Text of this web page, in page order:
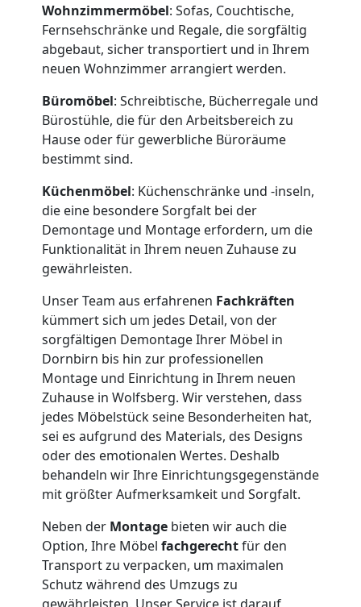
Wohnzimmermöbel: Sofas, Couchtische,
Fernsehschränke und Regale, die sorgfältig
abgebaut, sicher transportiert und in Ihrem
neuen Wohnzimmer arrangiert werden.
Büromöbel: Schreibtische, Bücherregale und
Bürostühle, die für den Arbeitsbereich zu
Hause oder für gewerbliche Büroräume
bestimmt sind.
Küchenmöbel: Küchenschränke und -inseln,
die eine besondere Sorgfalt bei der
Demontage und Montage erfordern, um die
Funktionalität in Ihrem neuen Zuhause zu
gewährleisten.
Unser Team aus erfahrenen Fachkräften
kümmert sich um jedes Detail, von der
sorgfältigen Demontage Ihrer Möbel in
Dornbirn bis hin zur professionellen
Montage und Einrichtung in Ihrem neuen
Zuhause in Wolfsberg. Wir verstehen, dass
jedes Möbelstück seine Besonderheiten hat,
sei es aufgrund des Materials, des Designs
oder des emotionalen Wertes. Deshalb
behandeln wir Ihre Einrichtungsgegenstände
mit größter Aufmerksamkeit und Sorgfalt.
Neben der Montage bieten wir auch die
Option, Ihre Möbel fachgerechtfür den
Transport zu verpacken, um maximalen
Schutz während des Umzugs zu
gewährleisten. Unser Service ist darauf
Dornbirn
Möbeltaxi
Dornbirn
Kleintransport
Dornbirn
Möbelmontage
Dornbirn
Möbeltransport
Dornbirn
Beiladung
Dornbirn
Mini